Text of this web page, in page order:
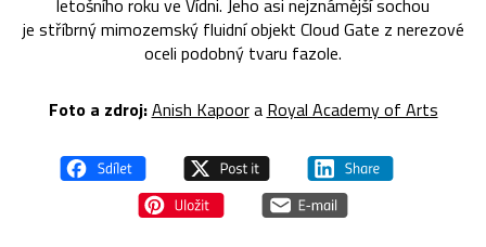
letošního roku ve Vídni. Jeho asi nejznámější sochou
je stříbrný mimozemský fluidní objekt Cloud Gate z nerezové
oceli podobný tvaru fazole.
Foto a zdroj:Anish Kapoora Royal Academy of Arts